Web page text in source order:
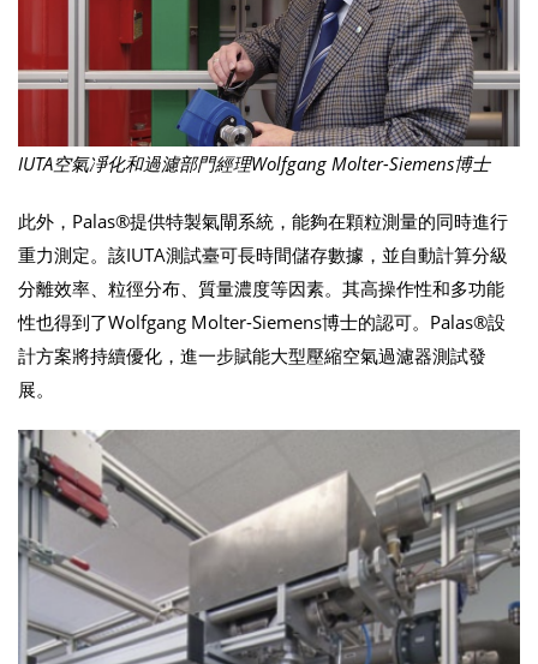
IUTA空氣凈化和過濾部門經理Wolfgang Molter-Siemens博士
此外，Palas®提供特製氣閘系統，能夠在顆粒測量的同時進行
重力測定。該IUTA測試臺可長時間儲存數據，並自動計算分級
分離效率、粒徑分布、質量濃度等因素。其高操作性和多功能
性也得到了Wolfgang Molter-Siemens博士的認可。Palas®設
計方案將持續優化，進一步賦能大型壓縮空氣過濾器測試發
展。